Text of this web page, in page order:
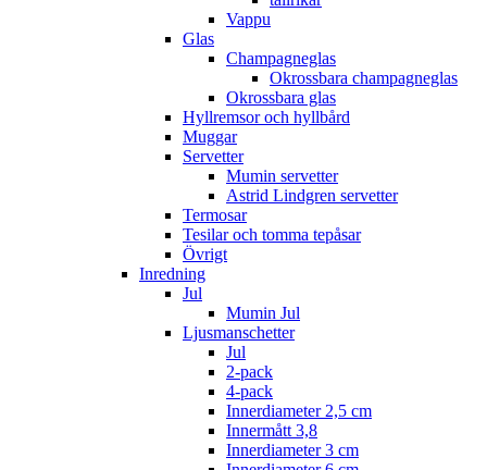
Vappu
Glas
Champagneglas
Okrossbara champagneglas
Okrossbara glas
Hyllremsor och hyllbård
Muggar
Servetter
Mumin servetter
Astrid Lindgren servetter
Termosar
Tesilar och tomma tepåsar
Övrigt
Inredning
Jul
Mumin Jul
Ljusmanschetter
Jul
2-pack
4-pack
Innerdiameter 2,5 cm
Innermått 3,8
Innerdiameter 3 cm